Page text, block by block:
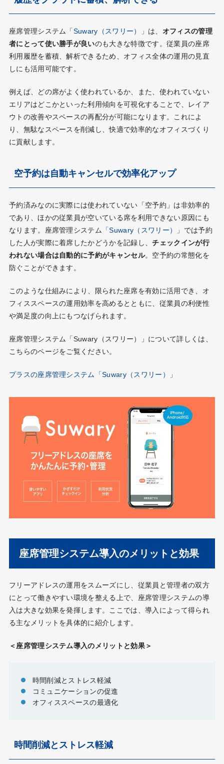
座席管理システム 「Suwary（スワリー）」 は、 オフィスの管理
者にとって使い勝手が良いのも大きな特徴です。従業員の座席
利用履歴を蓄積、解析できるため、オフィス全体の運用の見直
しにも活用可能です。
例えば、どの席がよく使われているか、また、使われていない
エリアはどこかといった利用傾向を可視化することで、レイア
ウトの改善やスペースの再配分が可能になります。これによ
り、無駄なスペースを削減し、快適で効率的なオフィスづくり
に貢献します。
空予約は自動キャンセルで効率化アップ
予約済みなのに実際には使われていない「空予約」は非効率的
であり、ほかの従業員が空いている席を利用できない原因にも
なります。座席管理システム
「Suwary（スワリー）」 では予約
した人が実際に着席したかどうかを記録し、チェックインが行
われない場合は自動的に予約がキャンセル。空予約の常態化を
防ぐことができます。
このような仕組みにより、限られた座席を有効に活用でき、オ
フィススペースの運用効率を高めるとともに、従業員の利便性
や満足度の向上にもつなげられます。
座席管理システム「Suwary（スワリー）」について詳しくは、
こちらのページをご覧ください。
プラスの座席管理システム「Suwary（スワリー）」
座席管理システム導入のメリットと効果
フリーアドレスの運用をスムーズにし、従業員と管理者の双方
にとって働きやすい環境を整える上で、座席管理システムの導
入は大きな効果を発揮します。ここでは、導入によって得られ
る主なメリットを具体的に紹介します。
＜座席管理システム導入のメリットと効果＞
時間削減とストレス軽減
コミュニケーションの促進
オフィススペースの最適化
時間削減とストレス軽減